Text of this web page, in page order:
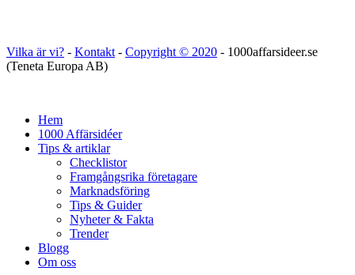
Vilka är vi? - Kontakt - Copyright © 2020 - 1000affarsideer.se
(Teneta Europa AB)
Hem
1000 Affärsidéer
Tips & artiklar
Checklistor
Framgångsrika företagare
Marknadsföring
Tips & Guider
Nyheter & Fakta
Trender
Blogg
Om oss